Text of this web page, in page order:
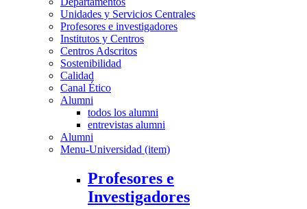
Unidades y Servicios Centrales
Profesores e investigadores
Institutos y Centros
Centros Adscritos
Sostenibilidad
Calidad
Canal Ético
Alumni
todos los alumni
entrevistas alumni
Alumni
Menu-Universidad (item)
Profesores e
Investigadores